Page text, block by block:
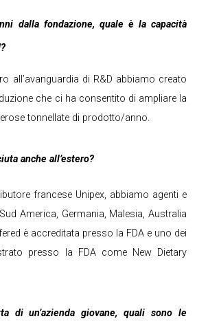
dalla fondazione, quale è la capacità
all’avanguardia di R&D abbiamo creato
che ci ha consentito di ampliare la
tonnellate di prodotto/anno.
anche all’estero?
francese Unipex, abbiamo agenti e
America, Germania, Malesia, Australia
è accreditata presso la FDA e uno dei
presso la FDA come New Dietary
di un’azienda giovane, quali sono le